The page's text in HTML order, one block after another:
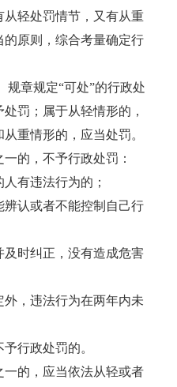
从轻处罚情节，又有从重
原则，综合考量确定行
规章规定“可处”的行政处
罚；属于从轻情形的，
重情形的，应当处罚。
的，不予行政处罚：
有违法行为的；
认或者不能控制自己行
时纠正，没有造成危害
，违法行为在两年内未
行政处罚的。
一的，应当依法从轻或者